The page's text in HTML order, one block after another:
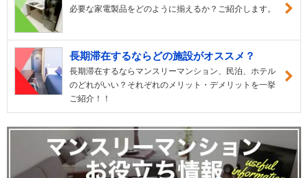
必要な家電製品をどのように揃えるか？ご紹介します。
長期滞在するならどの施設がオススメ？
長期滞在するならマンスリーマンション、民泊、ホテル
のどれがいい？それぞれのメリット・デメリットを一挙
ご紹介！！